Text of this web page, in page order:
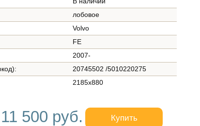
лобовое
Volvo
FE
2007-
20745502 /5010220275
2185x880
11 500 руб. Купить